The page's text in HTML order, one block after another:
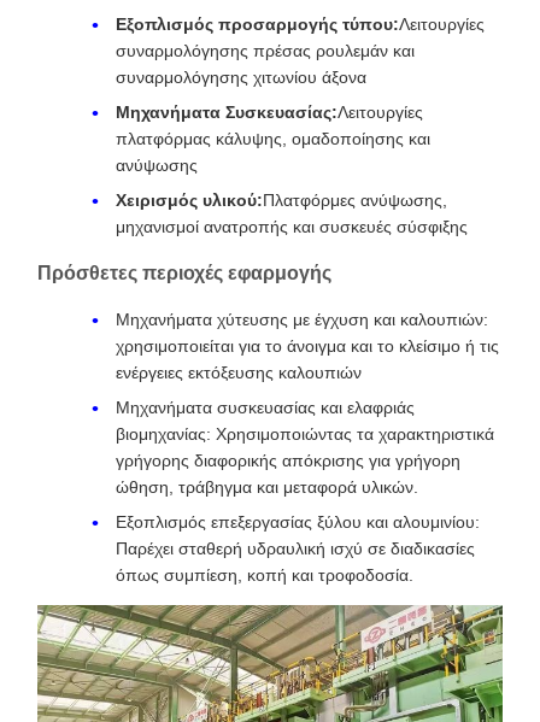
Εξοπλισμός προσαρμογής τύπου:Λειτουργίες
συναρμολόγησης πρέσας ρουλεμάν και
συναρμολόγησης χιτωνίου άξονα
Μηχανήματα Συσκευασίας:Λειτουργίες
πλατφόρμας κάλυψης, ομαδοποίησης και
ανύψωσης
Χειρισμός υλικού:Πλατφόρμες ανύψωσης,
μηχανισμοί ανατροπής και συσκευές σύσφιξης
Πρόσθετες περιοχές εφαρμογής
Μηχανήματα χύτευσης με έγχυση και καλουπιών:
χρησιμοποιείται για το άνοιγμα και το κλείσιμο ή τις
ενέργειες εκτόξευσης καλουπιών
Μηχανήματα συσκευασίας και ελαφριάς
βιομηχανίας: Χρησιμοποιώντας τα χαρακτηριστικά
γρήγορης διαφορικής απόκρισης για γρήγορη
ώθηση, τράβηγμα και μεταφορά υλικών.
Εξοπλισμός επεξεργασίας ξύλου και αλουμινίου:
Παρέχει σταθερή υδραυλική ισχύ σε διαδικασίες
όπως συμπίεση, κοπή και τροφοδοσία.